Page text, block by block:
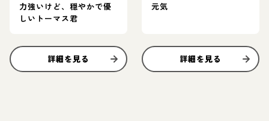
力強いけど、穏やかで優
しいトーマス君
詳細を見る
元気
詳細を見る